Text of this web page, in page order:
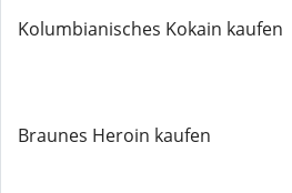
Kolumbianisches Kokain kaufen
Braunes Heroin kaufen